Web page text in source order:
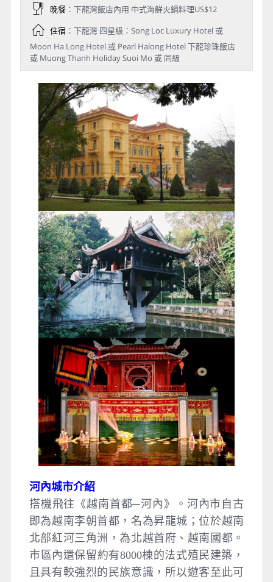
晚餐：下龍灣飯店內用 中式海鮮火鍋料理US$12
住宿：下龍灣 四星級：Song Loc Luxury Hotel 或
Moon Ha Long Hotel 或 Pearl Halong Hotel 下龍珍珠飯店
或 Muong Thanh Holiday Suoi Mo 或 同級
河內城市介紹
搭機飛往《越南首都─河內》。河內市自古
即為越南李朝首都，名為昇龍城；位於越南
北部紅河三角洲，為北越首府、越南國都。
市區內還保留約有8000棟的法式殖民建築，
且具有較強烈的民族意識，所以遊客至此可